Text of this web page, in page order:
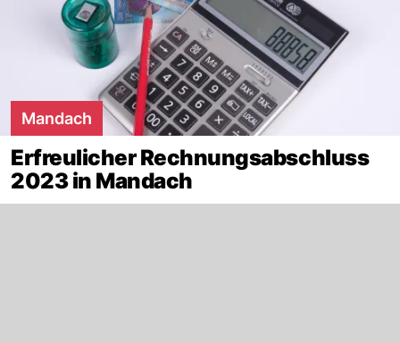
Mandach
Erfreulicher Rechnungsabschluss
2023 in Mandach